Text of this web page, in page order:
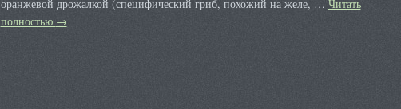
оранжевой дрожалкой (специфический гриб, похожий на желе, … Читать
полностью →